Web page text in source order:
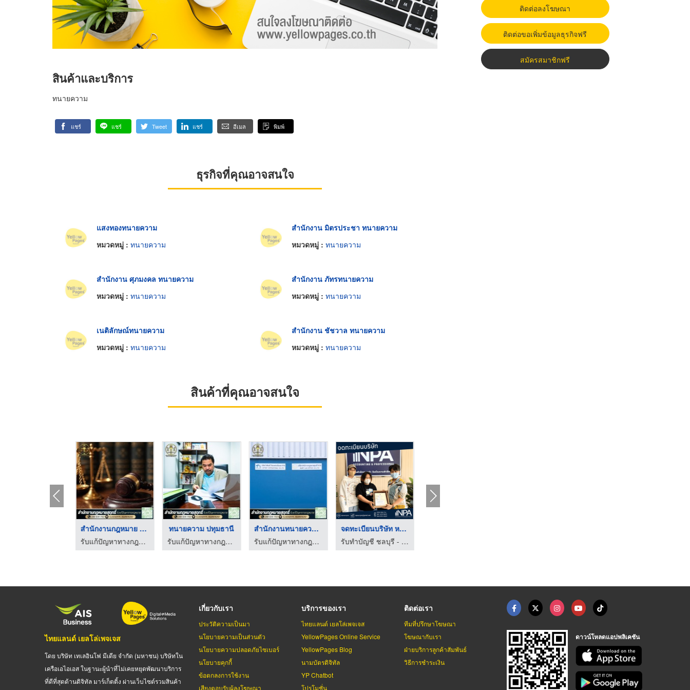
สินค้าและบริการ
ทนายความ
แชร์ แชร์ Tweet แชร์ อีเมล พิมพ์
ธุรกิจที่คุณอาจสนใจ
แสงทองทนายความ
หมวดหมู่ : ทนายความ
สำนักงาน มิตรประชา ทนายความ
หมวดหมู่ : ทนายความ
สำนักงาน ศุภมงคล ทนายความ
หมวดหมู่ : ทนายความ
สำนักงาน ภัทรทนายความ
หมวดหมู่ : ทนายความ
เนติลักษณ์ทนายความ
หมวดหมู่ : ทนายความ
สำนักงาน ชัชวาล ทนายความ
หมวดหมู่ : ทนายความ
สินค้าที่คุณอาจสนใจ
สำนักงานกฎหมาย รีวิว ...
รับแก้ปัญหาทางกฎหมาย - สำนักงานกฎหมายสุฤทธิ์
ทนายความ ปทุมธานี
รับแก้ปัญหาทางกฎหมาย - สำนักงานกฎหมายสุฤทธิ์
สำนักงานทนายความ ปทุ ...
รับแก้ปัญหาทางกฎหมาย - สำนักงานกฎหมายสุฤทธิ์
จดทะเบียนบริษัท หจก. ...
รับทำบัญชี ชลบุรี - เอ็นพีเอ แอคเคาน์ติ้ง แอนด์ โปรเฟสชั่นแนล
ติดต่อลงโฆษณา
ติดต่อขอเพิ่มข้อมูลธุรกิจฟรี
สมัครสมาชิกฟรี
ไทยแลนด์ เยลโล่เพจเจส
โดย บริษัท เทเลอินโฟ มีเดีย จำกัด (มหาชน) บริษัทใน
เครือเอไอเอส ในฐานะผู้นำที่ไม่เคยหยุดพัฒนาบริการ
ที่ดีที่สุดด้านดิจิทัล มาร์เก็ตติ้ง ผ่านเว็บไซต์รวมสินค้า
เกี่ยวกับเรา
ประวัติความเป็นมา
นโยบายความเป็นส่วนตัว
นโยบายความปลอดภัยไซเบอร์
นโยบายคุกกี้
ข้อตกลงการใช้งาน
เสียงตอบรับผู้ลงโฆษณา
บริการของเรา
ไทยแลนด์ เยลโล่เพจเจส
YellowPages Online Service
YellowPages Blog
นามบัตรดิจิทัล
YP Chatbot
โปรโมชั่น
ติดต่อเรา
ทีมที่ปรึกษาโฆษณา
โฆษณากับเรา
ฝ่ายบริการลูกค้าสัมพันธ์
วิธีการชำระเงิน
ดาวน์โหลดแอปพลิเคชัน